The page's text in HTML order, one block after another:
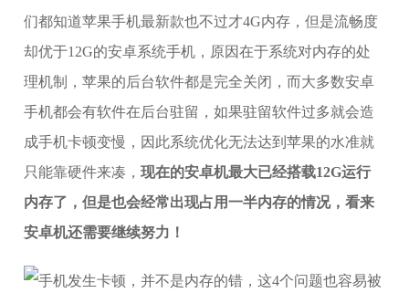
们都知道苹果手机最新款也不过才4G内存，但是流畅度
却优于12G的安卓系统手机，原因在于系统对内存的处
理机制，苹果的后台软件都是完全关闭，而大多数安卓
手机都会有软件在后台驻留，如果驻留软件过多就会造
成手机卡顿变慢，因此系统优化无法达到苹果的水准就
只能靠硬件来凑，现在的安卓机最大已经搭载12G运行
内存了，但是也会经常出现占用一半内存的情况，看来
安卓机还需要继续努力！